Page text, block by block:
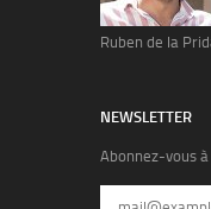
Ruben de la
NEWSLETTER
Abonnez-vous